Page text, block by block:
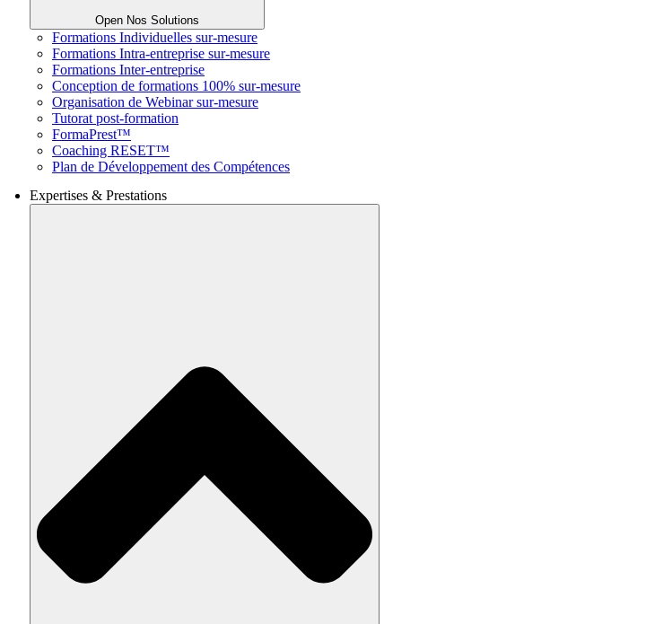
Open Nos Solutions
Formations Individuelles sur-mesure
Formations Intra-entreprise sur-mesure
Formations Inter-entreprise
Conception de formations 100% sur-mesure
Organisation de Webinar sur-mesure
Tutorat post-formation
FormaPrest™
Coaching RESET™
Plan de Développement des Compétences
Expertises & Prestations